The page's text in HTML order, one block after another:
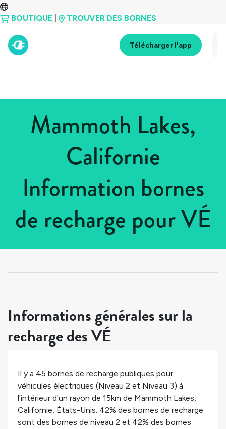
BOUTIQUE TROUVER DES BORNES
Télécharger l'app
Mammoth Lakes,
Californie
Information bornes
de recharge pour VÉ
États-Unis > Californie
Informations générales sur la
recharge des VÉ
Il y a 45 bornes de recharge publiques pour
véhicules électriques (Niveau 2 et Niveau 3) à
l'intérieur d'un rayon de 15km de Mammoth Lakes,
Californie, États-Unis. 42% des bornes de recharge
sont des bornes de niveau 2 et 42% des bornes